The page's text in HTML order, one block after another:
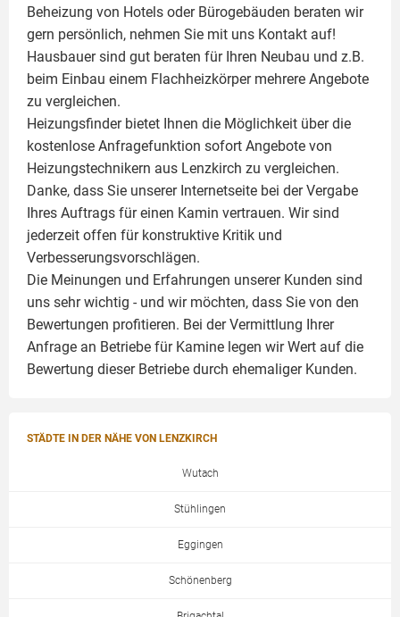
Beheizung von Hotels oder Bürogebäuden beraten wir
gern persönlich, nehmen Sie mit uns Kontakt auf!
Hausbauer sind gut beraten für Ihren Neubau und z.B.
beim Einbau einem Flachheizkörpermehrere Angebote
zu vergleichen.
Heizungsfinder bietet Ihnen die Möglichkeit über die
kostenlose Anfragefunktion sofort Angebote von
Heizungstechnikern aus Lenzkirch zu vergleichen.
Danke, dass Sie unserer Internetseite bei der Vergabe
Ihres Auftrags für einen Kamin vertrauen. Wir sind
jederzeit offen für konstruktive Kritik und
Verbesserungsvorschlägen.
Die Meinungen und Erfahrungen unserer Kunden sind
uns sehr wichtig - und wir möchten, dass Sie von den
Bewertungen profitieren. Bei der Vermittlung Ihrer
Anfrage an Betriebe für Kamine legen wir Wert auf die
Bewertung dieser Betriebe durch ehemaliger Kunden.
STÄDTE IN DER NÄHE VON LENZKIRCH
Wutach
Stühlingen
Eggingen
Schönenberg